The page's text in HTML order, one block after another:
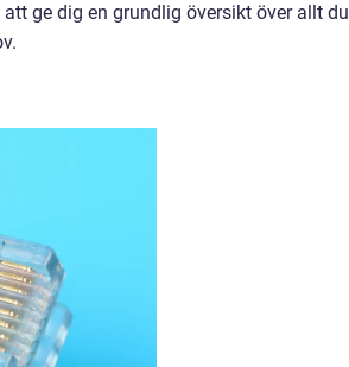
ge dig en grundlig översikt över allt du